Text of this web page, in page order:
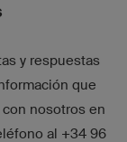
y respuestas
que
nosotros en
al +34 96